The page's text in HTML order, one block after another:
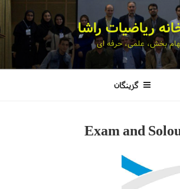
ریاضیات راشا
بخش، علمی، حرفه ای
گزینگان
Exam and